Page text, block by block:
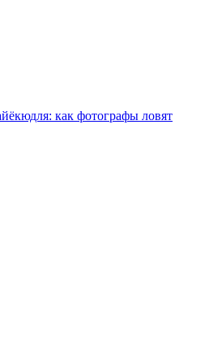
как фотографы ловят